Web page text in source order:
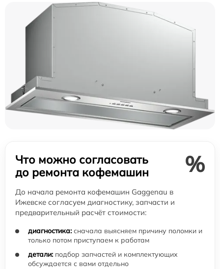
Что можно согласовать
до ремонта кофемашин
%
До начала ремонта кофемашин Gaggenau в
Ижевске согласуем диагностику, запчасти и
предварительный расчёт стоимости:
диагностика: сначала выясняем причину поломки и
только потом приступаем к работам
детали: подбор запчастей и комплектующих
обсуждается с вами отдельно